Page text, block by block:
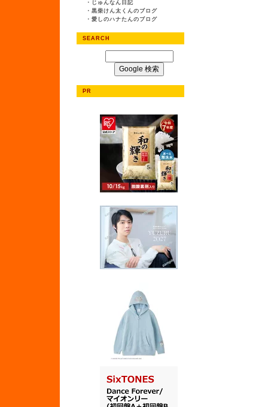
・ じゅんなん日記
・ 黒柴けん太くんのブログ
・ 愛しのハナたんのブログ
SEARCH
PR